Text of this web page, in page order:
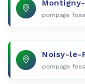
pompage
Noisy-le-
pompage